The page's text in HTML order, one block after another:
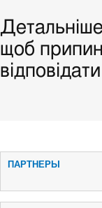
щоб
ПАРТНЕРЫ